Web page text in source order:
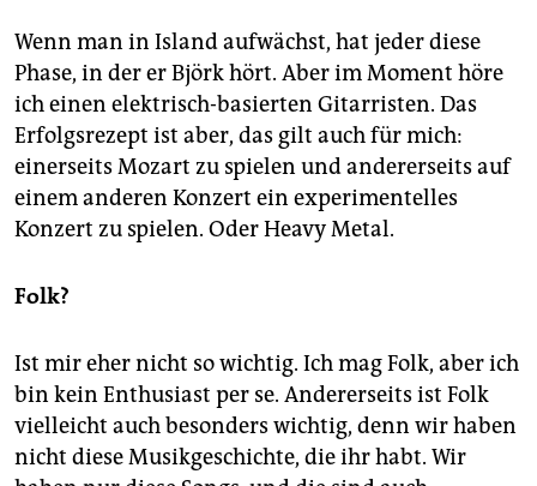
Wenn man in Island aufwächst, hat jeder diese
Phase, in der er Björk hört. Aber im Moment höre
ich einen elektrisch-basierten Gitarristen. Das
Erfolgsrezept ist aber, das gilt auch für mich:
einerseits Mozart zu spielen und andererseits auf
einem anderen Konzert ein experimentelles
Konzert zu spielen. Oder Heavy Metal.
Folk?
Ist mir eher nicht so wichtig. Ich mag Folk, aber ich
bin kein Enthusiast per se. Andererseits ist Folk
vielleicht auch besonders wichtig, denn wir haben
nicht diese Musikgeschichte, die ihr habt. Wir